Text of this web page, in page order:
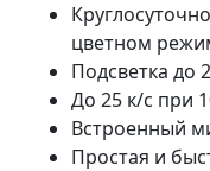
цветном
Подсветка до
До 25 к/с при
Встроенный
Простая и